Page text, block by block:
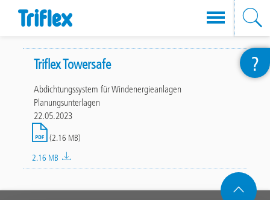
Triflex Towersafe
Abdichtungssystem für Windenergieanlagen
Planungsunterlagen
22.05.2023
File
(2.16 MB)
2.16 MB
?